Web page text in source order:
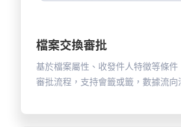
檔案交換審批
基於檔案屬性、收發件人特徵等條件
審批流程，支持會籤或籤，數據流向